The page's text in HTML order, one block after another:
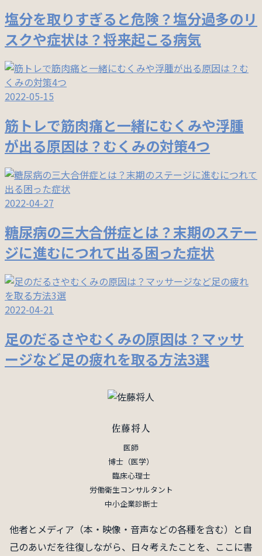
塩分を取りすぎると危険？塩分過多のリ
スクや症状は？将来起こる病気
2022-05-15
筋トレで筋肉痛と一緒にむくみや浮腫
が出る原因は？むくみの対策4つ
2022-04-27
糖尿病の三大合併症とは？末期のステー
ジに進むにつれて出る困った症状
2022-04-21
足のだるさやむくみの原因は？マッサ
ージなど足の疲れを取る方法3選
佐藤将人
医師
博士（医学）
臨床心理士
労働衛生コンサルタント
中小企業診断士
他者とメディア（本・映像・音声などの各種を含む）と自
己のあいだを往復しながら、日々考えたことを、ここに書